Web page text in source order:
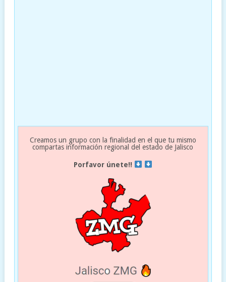
Creamos un grupo con la finalidad en el que tu mismo
compartas información regional del estado de Jalisco
Porfavor únete!!